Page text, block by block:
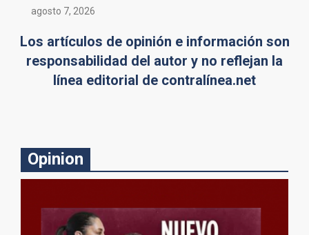
agosto 7, 2026
Los artículos de opinión e información son
responsabilidad del autor y no reflejan la
línea editorial de contralínea.net
Opinion